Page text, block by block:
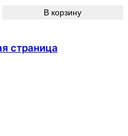
В корзину
страница